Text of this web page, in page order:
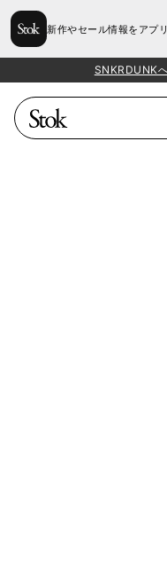
新作やセール情報をアプ
SNKRDUNK